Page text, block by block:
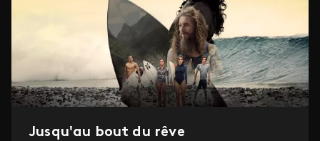
Jusqu'au bout du rêve